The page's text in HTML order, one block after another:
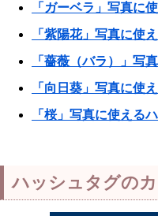
「ガーベラ」写真に
「紫陽花」写真に使
「薔薇（バラ）」写
「向日葵」写真に使
「桜」写真に使える
ハッシュタグの